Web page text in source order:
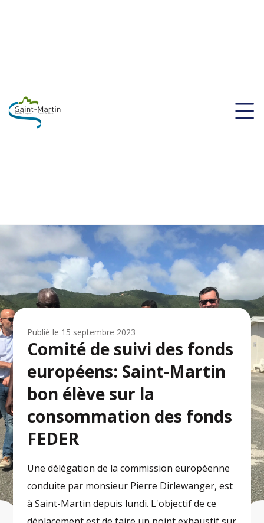
Publié le 15 septembre 2023
Comité de suivi des fonds
européens: Saint-Martin
bon élève sur la
consommation des fonds
FEDER
Une délégation de la commission européenne
conduite par monsieur Pierre Dirlewanger, est
à Saint-Martin depuis lundi. L'objectif de ce